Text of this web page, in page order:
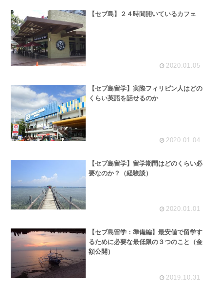
【セブ島】２４時間開いているカフェ
2020.01.05
【セブ島留学】実際フィリピン人はどの
くらい英語を話せるのか
2020.01.04
【セブ島留学】留学期間はどのくらい必
要なのか？（経験談）
2020.01.01
【セブ島留学：準備編】最安値で留学す
るために必要な最低限の３つのこと（金
額公開）
2019.10.31